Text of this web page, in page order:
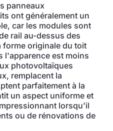
panneaux
ont généralement un
car les modules sont
rail au-dessus des
forme originale du toit
l'apparence est moins
photovoltaïques
remplacent la
parfaitement à la
un aspect uniforme et
lorsqu'il
ou de rénovations de